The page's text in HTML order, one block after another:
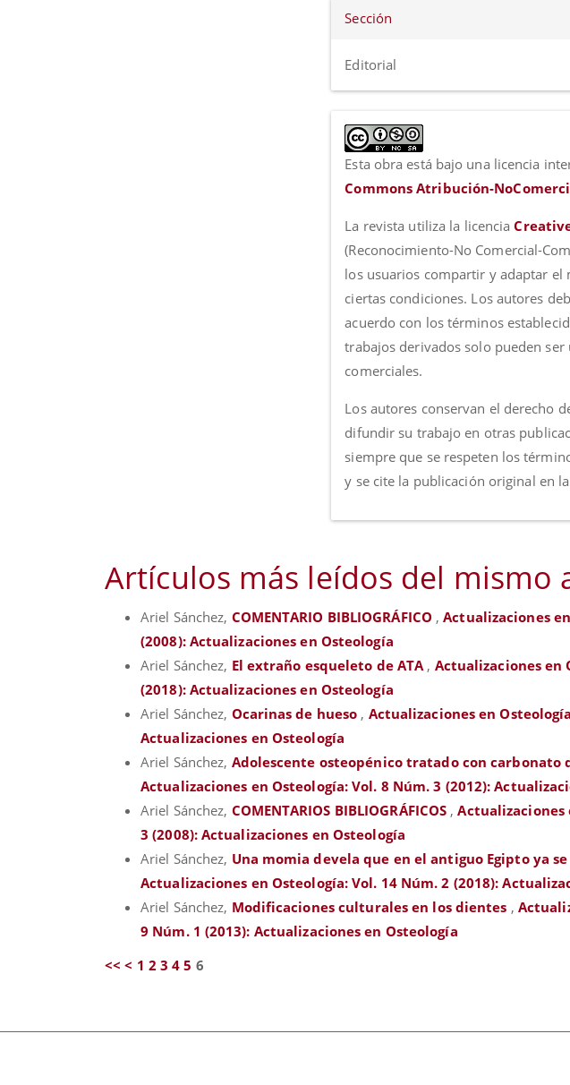
Sección
Editorial
Esta obra está bajo una licencia
Commons Atribución-
La revista utiliza la licencia
(Reconocimiento-No Comercial-
los usuarios compartir y adaptar el
ciertas condiciones. Los autores
acuerdo con los términos
trabajos derivados solo pueden
comerciales.
Los autores conservan el derecho
difundir su trabajo en otras
siempre que se respeten los
y se cite la publicación original en
Artículos más leídos del mismo
Ariel Sánchez, COMENTARIO BIBLIOGRÁFICO ,Actualizaciones
(2008): Actualizaciones en Osteología
Ariel Sánchez, El extraño esqueleto de ATA , Actualizaciones en
(2018): Actualizaciones en Osteología
Ariel Sánchez, Ocarinas de hueso , Actualizaciones en
Actualizaciones en Osteología
Ariel Sánchez, Adolescente osteopénico tratado con carbonato
Actualizaciones en Osteología: Vol. 8 Núm. 3 (2012):
Ariel Sánchez, COMENTARIOS BIBLIOGRÁFICOS ,Actualizaciones
3 (2008): Actualizaciones en Osteología
Ariel Sánchez, Una momia devela que en el antiguo Egipto ya
Actualizaciones en Osteología: Vol. 14 Núm. 2 (2018):
Ariel Sánchez, Modificaciones culturales en los dientes ,
9 Núm. 1 (2013): Actualizaciones en Osteología
<< < 1 2 3 4 5 6